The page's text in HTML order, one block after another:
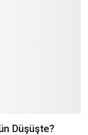
Düşüşte?